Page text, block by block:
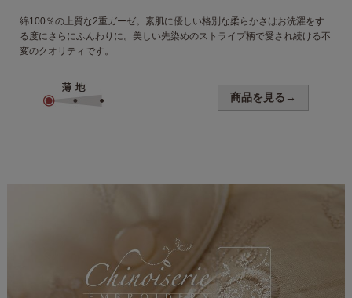
綿100％の上質な2重ガーゼ。素肌に優しい格別な柔らかさはお洗濯をす
る度にさらにふんわりに。 美しい先染めのストライプ柄で愛され続ける不
変のクオリティです。
商品を見る→